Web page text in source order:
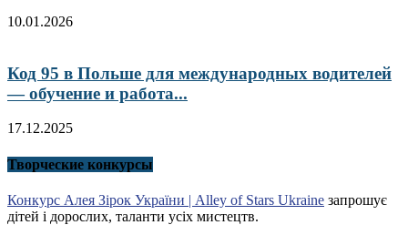
10.01.2026
Код 95 в Польше для международных водителей
— обучение и работа...
17.12.2025
Творческие конкурсы
Конкурс Алея Зірок України | Alley of Stars Ukraine запрошує
дітей і дорослих, таланти усіх мистецтв.